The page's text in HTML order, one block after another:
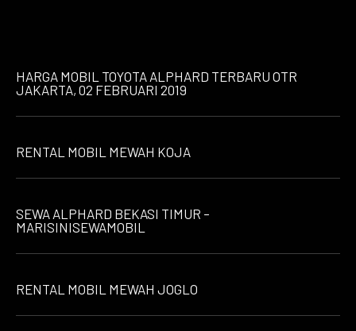
HARGA MOBIL TOYOTA ALPHARD TERBARU OTR
JAKARTA, 02 FEBRUARI 2019
RENTAL MOBIL MEWAH KOJA
SEWA ALPHARD BEKASI TIMUR –
MARISINISEWAMOBIL
RENTAL MOBIL MEWAH JOGLO